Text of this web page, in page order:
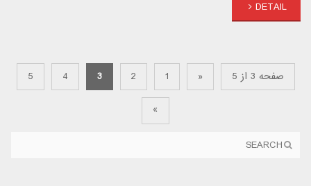
DETAIL
صفحه 3 از 5 «
1
2
3
4
5
»